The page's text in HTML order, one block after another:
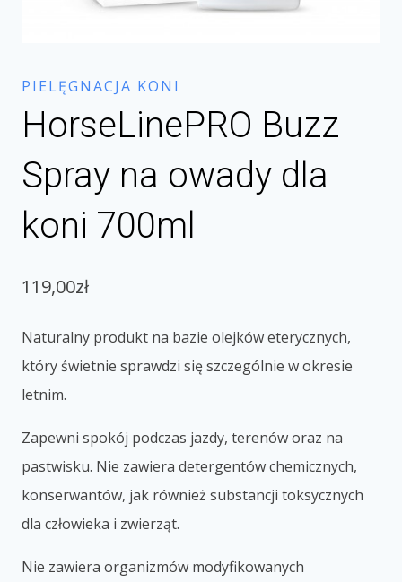
PIELĘGNACJA KONI
HorseLinePRO Buzz
Spray na owady dla
koni 700ml
119,00zł
Naturalny produkt na bazie olejków eterycznych,
który świetnie sprawdzi się szczególnie w okresie
letnim.
Zapewni spokój podczas jazdy, terenów oraz na
pastwisku. Nie zawiera detergentów chemicznych,
konserwantów, jak również substancji toksycznych
dla człowieka i zwierząt.
Nie zawiera organizmów modyfikowanych